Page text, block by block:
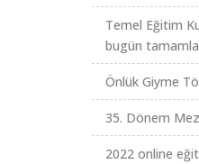
Temel Eğitim
bugün
Önlük Giyme
35. Dönem
2022 online